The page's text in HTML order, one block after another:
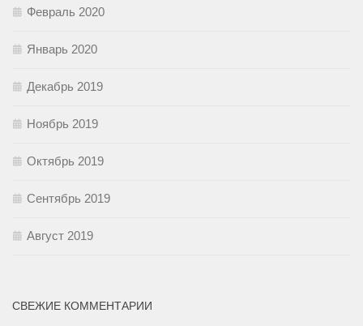
Февраль 2020
Январь 2020
Декабрь 2019
Ноябрь 2019
Октябрь 2019
Сентябрь 2019
Август 2019
СВЕЖИЕ КОММЕНТАРИИ